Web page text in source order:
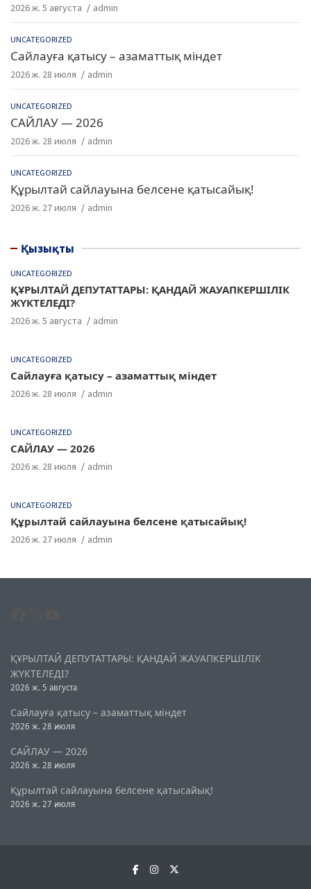
2026 ж. 5 августа admin
UNCATEGORIZED
Сайлауға қатысу – азаматтық міндет
2026 ж. 28 июля admin
UNCATEGORIZED
САЙЛАУ — 2026
2026 ж. 28 июля admin
UNCATEGORIZED
Құрылтай сайлауына белсене қатысайық!
2026 ж. 27 июля admin
Қызықты
UNCATEGORIZED
ҚҰРЫЛТАЙ ДЕПУТАТТАРЫ: ҚАНДАЙ ЖАУАПКЕРШІЛІК
ЖҮКТЕЛЕДІ?
2026 ж. 5 августа admin
UNCATEGORIZED
Сайлауға қатысу – азаматтық міндет
2026 ж. 28 июля admin
UNCATEGORIZED
САЙЛАУ — 2026
2026 ж. 28 июля admin
UNCATEGORIZED
Құрылтай сайлауына белсене қатысайық!
2026 ж. 27 июля admin
ҚҰРЫЛТАЙ ДЕПУТАТТАРЫ: ҚАНДАЙ ЖАУАПКЕРШІЛІК
ЖҮКТЕЛЕДІ?
2026 ж. 5 августа
Сайлауға қатысу – азаматтық міндет
2026 ж. 28 июля
САЙЛАУ — 2026
2026 ж. 28 июля
Құрылтай сайлауына белсене қатысайық!
2026 ж. 27 июля